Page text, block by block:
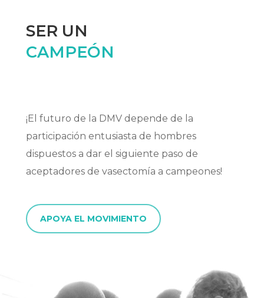
SER UN
CAMPEÓN
¡El futuro de la DMV depende de la
participación entusiasta de hombres
dispuestos a dar el siguiente paso de
aceptadores de vasectomía a campeones!
APOYA EL MOVIMIENTO